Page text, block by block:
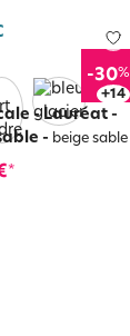
-30%
+18
- Lauréat -
- beige sable
*